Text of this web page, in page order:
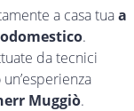
a casa tuaa
.
da tecnici
Muggiò.